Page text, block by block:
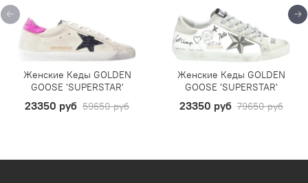
Женские Кеды GOLDEN
GOOSE 'SUPERSTAR'
23350 руб 59650 руб
Женские Кеды GOLDEN
GOOSE 'SUPERSTAR'
23350 руб 79650 руб